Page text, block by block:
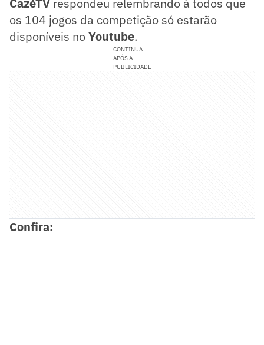
os 104 jogos da competição só estarão
disponíveis noYoutube.
CONTINUA
APÓS A
PUBLICIDADE
Confira: